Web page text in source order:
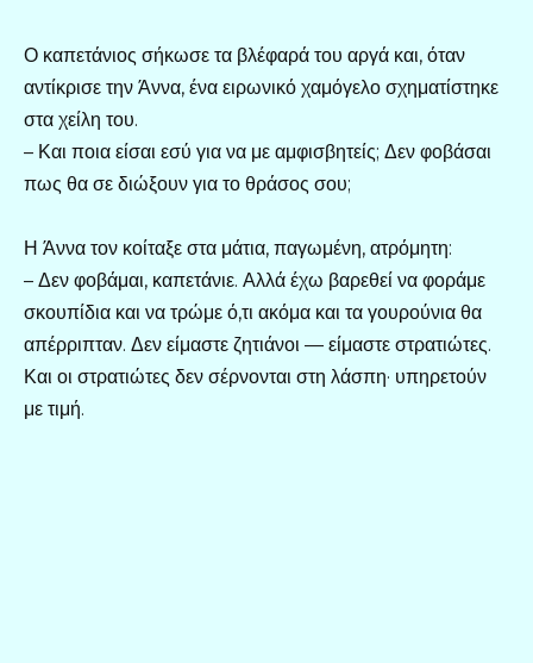
Ο καπετάνιος σήκωσε τα βλέφαρά του αργά και, όταν
αντίκρισε την Άννα, ένα ειρωνικό χαμόγελο σχηματίστηκε
στα χείλη του.
– Και ποια είσαι εσύ για να με αμφισβητείς; Δεν φοβάσαι
πως θα σε διώξουν για το θράσος σου;
Η Άννα τον κοίταξε στα μάτια, παγωμένη, ατρόμητη:
– Δεν φοβάμαι, καπετάνιε. Αλλά έχω βαρεθεί να φοράμε
σκουπίδια και να τρώμε ό,τι ακόμα και τα γουρούνια θα
απέρριπταν. Δεν είμαστε ζητιάνοι — είμαστε στρατιώτες.
Και οι στρατιώτες δεν σέρνονται στη λάσπη· υπηρετούν
με τιμή.